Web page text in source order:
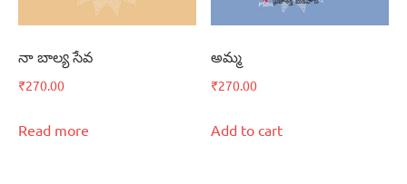
నా బాల్య సేవ
₹270.00
Read more
అమ్మ
₹270.00
Add to cart